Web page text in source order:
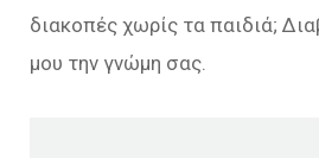
διακοπές χωρίς τα παιδιά;
μου την γνώμη σας.